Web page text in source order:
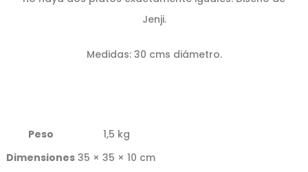
Jenji.
Medidas: 30 cms diámetro.
Peso
1,5 kg
Dimensiones 35 × 35 × 10 cm